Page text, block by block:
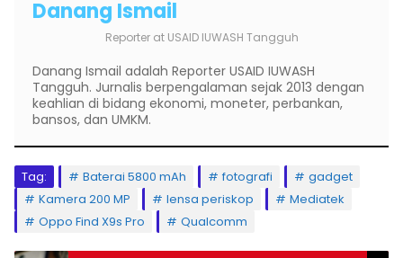
Danang Ismail
Reporter at USAID IUWASH Tangguh
Danang Ismail adalah Reporter USAID IUWASH
Tangguh. Jurnalis berpengalaman sejak 2013 dengan
keahlian di bidang ekonomi, moneter, perbankan,
bansos, dan UMKM.
Tag: Baterai 5800 mAh fotografi
gadget
Kamera 200 MP
lensa periskop
Mediatek
Oppo Find X9s Pro
Qualcomm